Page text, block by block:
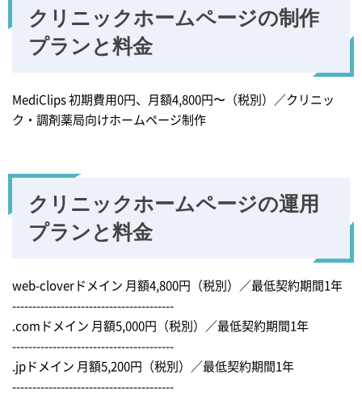
クリニックホームページの制作
プランと料金
MediClips 初期費用0円、月額4,800円〜（税別）／クリニッ
ク・調剤薬局向けホームページ制作
クリニックホームページの運用
プランと料金
web-cloverドメイン 月額4,800円（税別）／最低契約期間1年
----------------------------------------
.comドメイン 月額5,000円（税別）／最低契約期間1年
----------------------------------------
.jpドメイン 月額5,200円（税別）／最低契約期間1年
----------------------------------------